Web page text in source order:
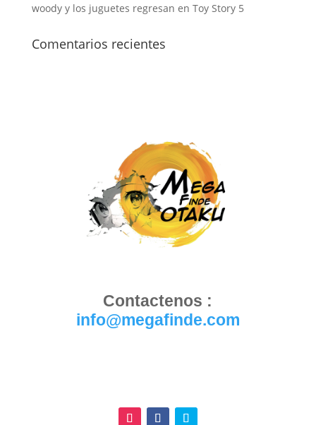
woody y los juguetes regresan en Toy Story 5
Comentarios recientes
Contactenos :
info@megafinde.com